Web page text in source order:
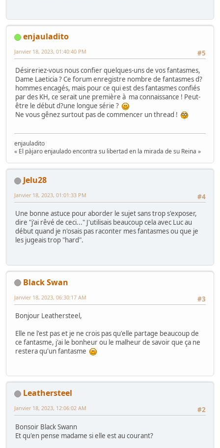
enjauladito
#5
Janvier 18, 2023, 01:40:40 PM
Désireriez-vous nous confier quelques-uns de vos fantasmes,
Dame Laeticia ? Ce forum enregistre nombre de fantasmes d?
hommes encagés, mais pour ce qui est des fantasmes confiés
par des KH, ce serait une première à ma connaissance ! Peut-
être le début d?une longue série ?
Ne vous gênez surtout pas de commencer un thread !
enjauladito
« El pàjaro enjaulado encontra su libertad en la mirada de su Reina »
Jelu28
#4
Janvier 18, 2023, 01:01:33 PM
Une bonne astuce pour aborder le sujet sans trop s'exposer,
dire "j'ai rêvé de ceci..." J'utilisais beaucoup cela avec Luc au
début quand je n'osais pas raconter mes fantasmes ou que je
les jugeais trop "hard".
Black Swan
#3
Janvier 18, 2023, 06:30:17 AM
Bonjour Leathersteel,
Elle ne l'est pas et je ne crois pas qu'elle partage beaucoup de
ce fantasme, j'ai le bonheur ou le malheur de savoir que ça ne
restera qu'un fantasme
Leathersteel
#2
Janvier 18, 2023, 12:06:02 AM
Bonsoir Black Swann
Et qu'en pense madame si elle est au courant?